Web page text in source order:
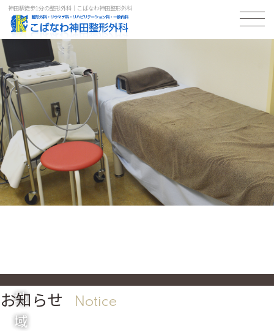
神田駅徒歩1分の整形外科｜こばなわ神田整形外科
地
域
お知らせ notice